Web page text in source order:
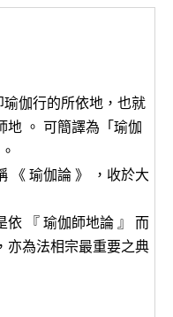
瑜伽行的所依地，也就
地 。 可簡譯為「瑜伽
《 瑜伽論 》 ，收於大
依 『 瑜伽師地論 』 而
亦為法相宗最重要之典